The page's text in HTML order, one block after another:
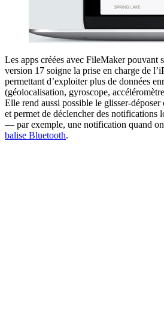
Les apps créées avec FileMaker pouvant
version 17 soigne la prise en charge de
permettant d’exploiter plus de données
(géolocalisation, gyroscope,
Elle rend aussi possible le glisser-déposer
et permet de déclencher des notifications
— par exemple, une notification quand on
balise Bluetooth.